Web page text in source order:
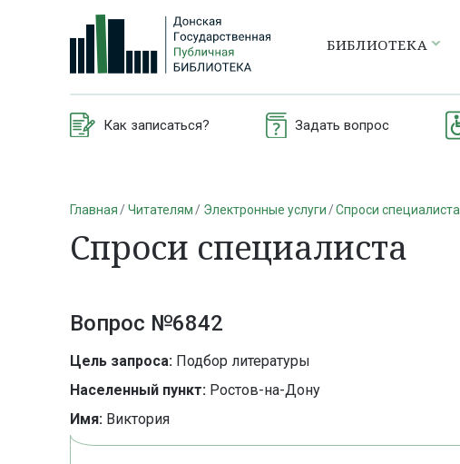
БИБЛИОТЕКА
Как записаться? Задать вопрос
Главная Читателям Электронные услуги Спроси специалиста
Спроси специалиста
Вопрос №6842
Цель запроса: Подбор литературы
Населенный пункт: Ростов-на-Дону
Имя: Виктория